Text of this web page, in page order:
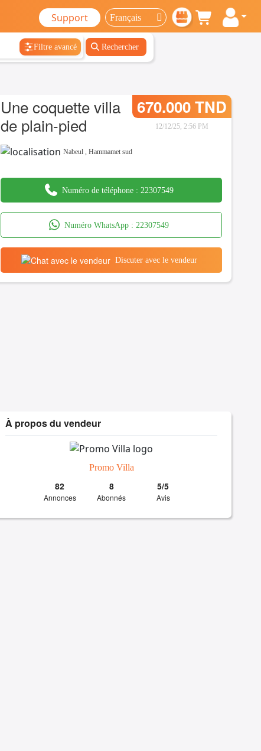
Support
Filtre avancé Rechercher
Une coquette villa
de plain-pied
670.000 TND
12/12/25, 2:56 PM
Nabeul ,Hammamet sud
Numéro de téléphone : 22307549
Numéro WhatsApp : 22307549
Discuter avec le vendeur
À propos du vendeur
Promo Villa
82
Annonces
8
Abonnés
5/5
Avis